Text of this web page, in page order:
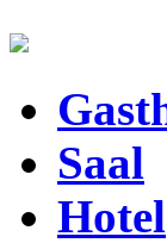
Saal
Hotel